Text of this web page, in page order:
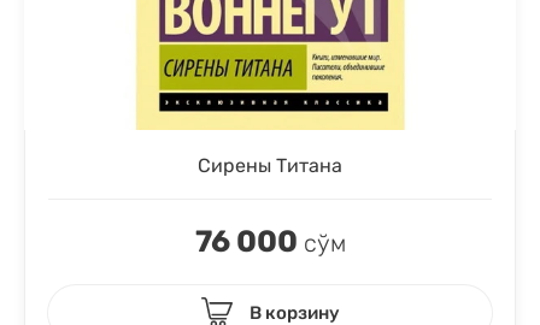
Сирены Титана
76 000 сўм
В корзину